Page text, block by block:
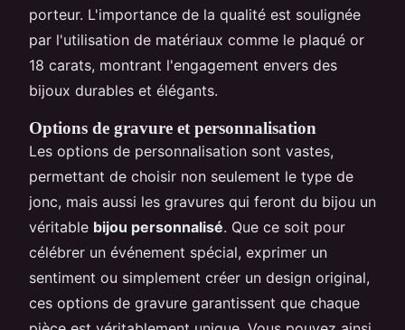
porteur. L'importance de la qualité est soulignée
par l'utilisation de matériaux comme le plaqué or
18 carats, montrant l'engagement envers des
bijoux durables et élégants.
Options de gravure et personnalisation
Les options de personnalisation sont vastes,
permettant de choisir non seulement le type de
jonc, mais aussi les gravures qui feront du bijou un
véritable bijou personnalisé. Que ce soit pour
célébrer un événement spécial, exprimer un
sentiment ou simplement créer un design original,
ces options de gravure garantissent que chaque